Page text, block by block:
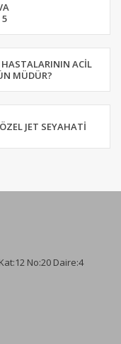
HASTALARININ ACIL
MÜDÜR?
JET SEYAHATI
No:20 Daire:4